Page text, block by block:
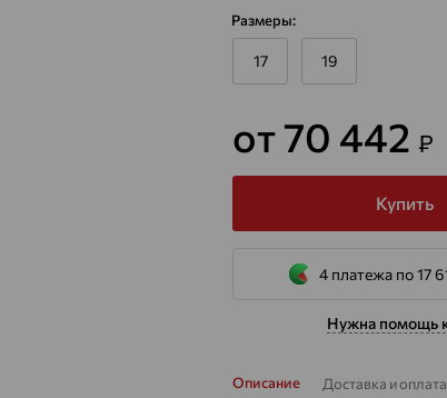
Размеры:
17 19
от 70 442 ₽
Купить
4 платежа по 17
Нужна помощь
Описание Доставка и оплата